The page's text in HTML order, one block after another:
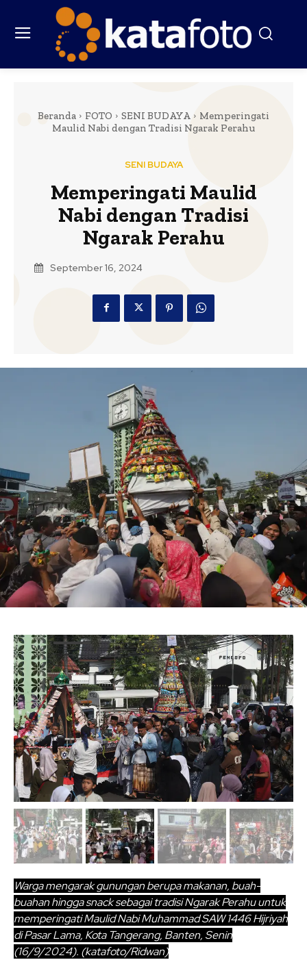
Beranda FOTO SENI BUDAYA
Memperingati
Maulid Nabi dengan Tradisi Ngarak Perahu
SENI BUDAYA
Memperingati Maulid
Nabi dengan Tradisi
Ngarak Perahu
September 16, 2024
Warga mengarak gunungan berupa makanan, buah-
buahan hingga snack sebagai tradisi Ngarak Perahu untuk
memperingati Maulid Nabi Muhammad SAW 1446 Hijriyah
di Pasar Lama, Kota Tangerang, Banten, Senin
(16/9/2024). (katafoto/Ridwan)